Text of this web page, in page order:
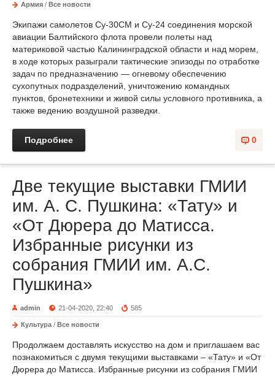
Армия / Все новости
Экипажи самолетов Су-30СМ и Су-24 соединения морской
авиации Балтийского флота провели полеты над
материковой частью Калининградской области и над морем,
в ходе которых разыграли тактические эпизоды по отработке
задач по предназначению — огневому обеспечению
сухопутных подразделений, уничтожению командных
пунктов, бронетехники и живой силы условного противника, а
также ведению воздушной разведки.
0
Подробнее
Две текущие выставки ГМИИ
им. А. С. Пушкина: «Тату» и
«От Дюрера до Матисса.
Избранные рисунки из
собрания ГМИИ им. А.С.
Пушкина»
admin 21-04-2020, 22:40 585
Культура / Все новости
Продолжаем доставлять искусство на дом и приглашаем вас
познакомиться с двумя текущими выставками – «Тату» и «От
Дюрера до Матисса. Избранные рисунки из собрания ГМИИ